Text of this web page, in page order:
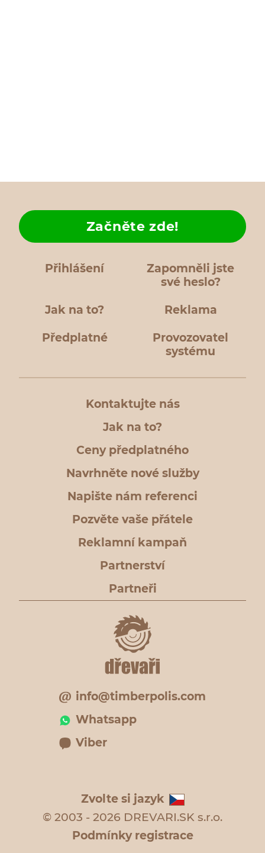
Přihlášení
Zapomněli jste
své heslo?
Jak na to?
Začněte zde!
Reklama
Předplatné
Provozovatel
systému
Kontaktujte nás
Jak na to?
Ceny předplatného
Navrhněte nové služby
Napište nám referenci
Pozvěte vaše přátele
Reklamní kampaň
Partnerství
Partneři
info@timberpolis.com
Whatsapp
Viber
Zvolte si jazyk
© 2003 - 2026 DREVARI.SK s.r.o.
Podmínky registrace